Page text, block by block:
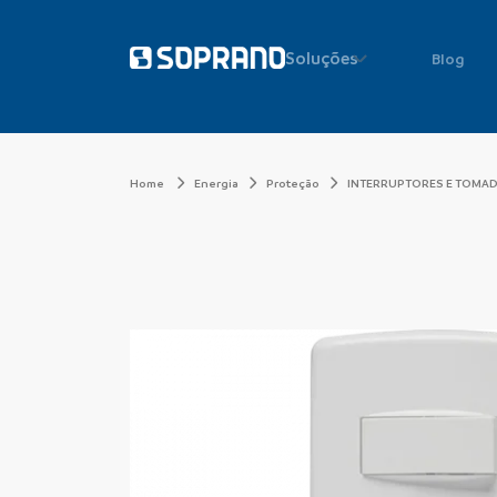
Soluções Blog
Home Energia Proteção INTERRUPTORES E